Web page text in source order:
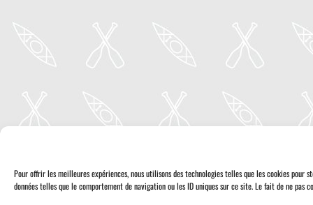
Pour offrir les meilleures expériences, nous utilisons des technologies telles que les cookies
données telles que le comportement de navigation ou les ID uniques sur ce site. Le fait de ne